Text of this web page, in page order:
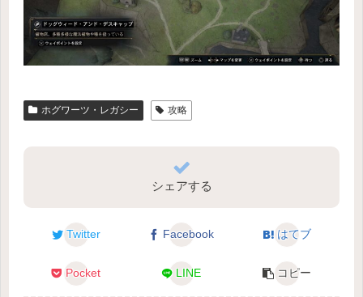
ホグワーツ・レガシー 攻略
シェアする
Twitter Facebook はてブ
Pocket LINE コピー